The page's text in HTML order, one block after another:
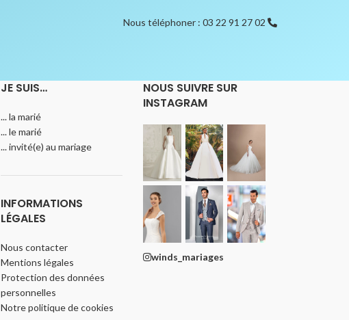
Nous téléphoner : 03 22 91 27 02
JE SUIS…
... la marié
... le marié
... invité(e) au mariage
INFORMATIONS
LÉGALES
Nous contacter
Mentions légales
Protection des données
personnelles
Notre politique de cookies
NOUS SUIVRE SUR
INSTAGRAM
winds_mariages